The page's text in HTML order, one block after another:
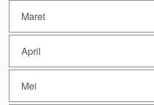
Maret
April
Mei